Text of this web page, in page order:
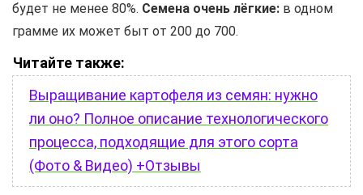
будет не менее 80%. Семена очень лёгкие: в одном
грамме их может быт от 200 до 700.
Читайте также:
Выращивание картофеля из семян: нужно
ли оно? Полное описание технологического
процесса, подходящие для этого сорта
(Фото & Видео) +Отзывы